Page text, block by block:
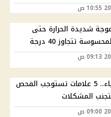
شديدة الحرارة حتى
تتجاوز 40 درجة
عطل عداد الكهرباء.. 5 علامات تستوجب الفحص
المشكلات